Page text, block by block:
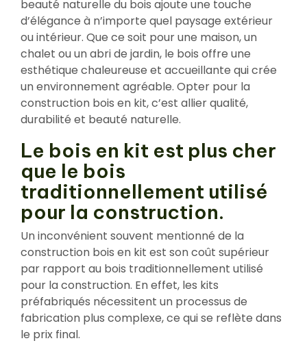
beauté naturelle du bois ajoute une touche
d’élégance à n’importe quel paysage extérieur
ou intérieur. Que ce soit pour une maison, un
chalet ou un abri de jardin, le bois offre une
esthétique chaleureuse et accueillante qui crée
un environnement agréable. Opter pour la
construction bois en kit, c’est allier qualité,
durabilité et beauté naturelle.
Le bois en kit est plus cher
que le bois
traditionnellement utilisé
pour la construction.
Un inconvénient souvent mentionné de la
construction bois en kit est son coût supérieur
par rapport au bois traditionnellement utilisé
pour la construction. En effet, les kits
préfabriqués nécessitent un processus de
fabrication plus complexe, ce qui se reflète dans
le prix final.